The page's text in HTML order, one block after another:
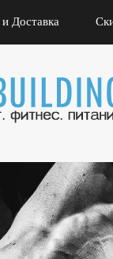
Доставка